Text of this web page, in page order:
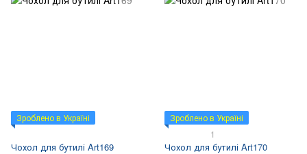
Зроблено в Україні
Чохол для бутилі Art169
Зроблено в Україні
1
Чохол для бутилі Art170